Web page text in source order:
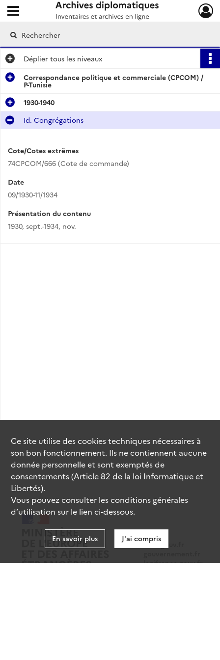
Archives diplomatiques
Ouvrir le menu déroulant
Déplier tous les niveaux
Correspondance politique et commerciale (CPCOM) /
P-Tunisie
1930-1940
Id. Congrégations
Cote/Cotes extrêmes
74CPCOM/666 (Cote de commande)
Date
09/1930-11/1934
Présentation du contenu
1930, sept.-1934, nov.
data.gouv.fr
legifrance.gouv.fr
Ce site utilise descookiestechniques nécessaires à
son bon fonctionnement. Ils ne contiennent aucune
donnée personnelle et sont exemptés de
consentements (Article 82 de la loi Informatique et
Libertés).
Vous pouvez consulter les conditions générales
d’utilisation sur le lien ci-dessous.
En savoir plus J'ai compris